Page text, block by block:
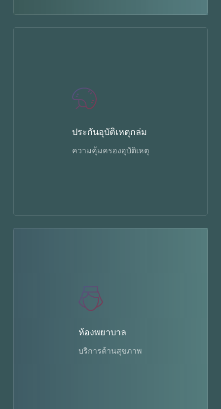
ประกันอุบัติเหตุกล่ม
ความคุ้มครองอุบัติเหตุ
ห้องพยาบาล
บริการด้านสุขภาพ